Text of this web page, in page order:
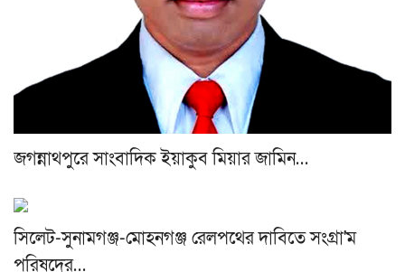
জগন্নাথপুরে সাংবাদিক ইয়াকুব মিয়ার জামিন…
সিলেট-সুনামগঞ্জ-মোহনগঞ্জ রেলপথের দাবিতে সংগ্রা'ম
পরিষদের…